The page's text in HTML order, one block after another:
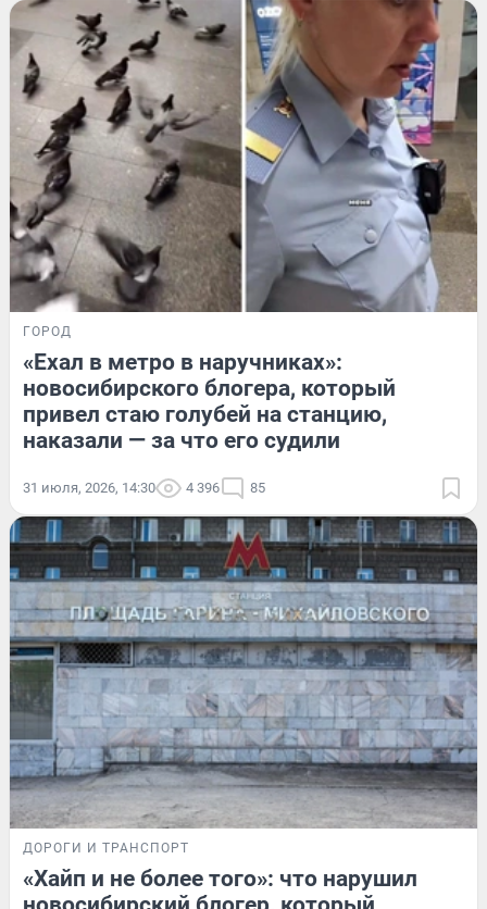
ГОРОД
«Ехал в метро в наручниках»:
новосибирского блогера, который
привел стаю голубей на станцию,
наказали — за что его судили
31 июля, 2026, 14:30 4 396 85
ДОРОГИ И ТРАНСПОРТ
«Хайп и не более того»: что нарушил